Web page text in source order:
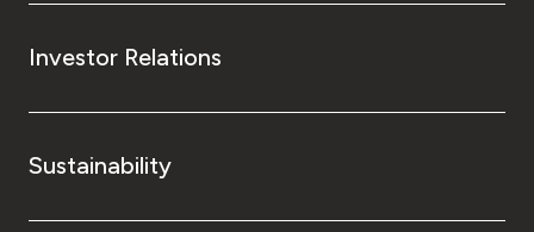
Investor Relations
Sustainability